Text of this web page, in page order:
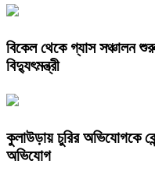
বিকেল থেকে গ্যাস সঞ্চালন
বিদ্যুৎমন্ত্রী
কুলাউড়ায় চুরির অভিযোগকে
অভিযোগ